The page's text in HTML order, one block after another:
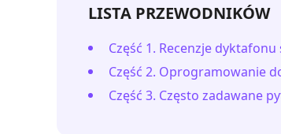
LISTA PRZEWODNIKÓW
Część 1. Recenzje
Część 2. Oprogramowanie
Część 3. Często zadawane